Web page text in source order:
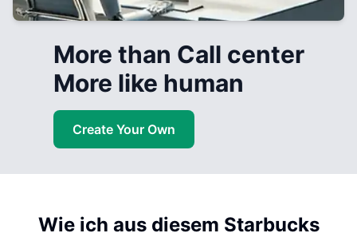
More than Call center
More like human
Create Your Own
Wie ich aus diesem Starbucks